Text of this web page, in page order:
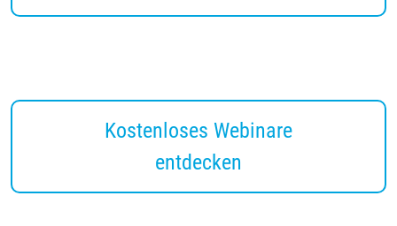
Kostenloses Webinare
entdecken